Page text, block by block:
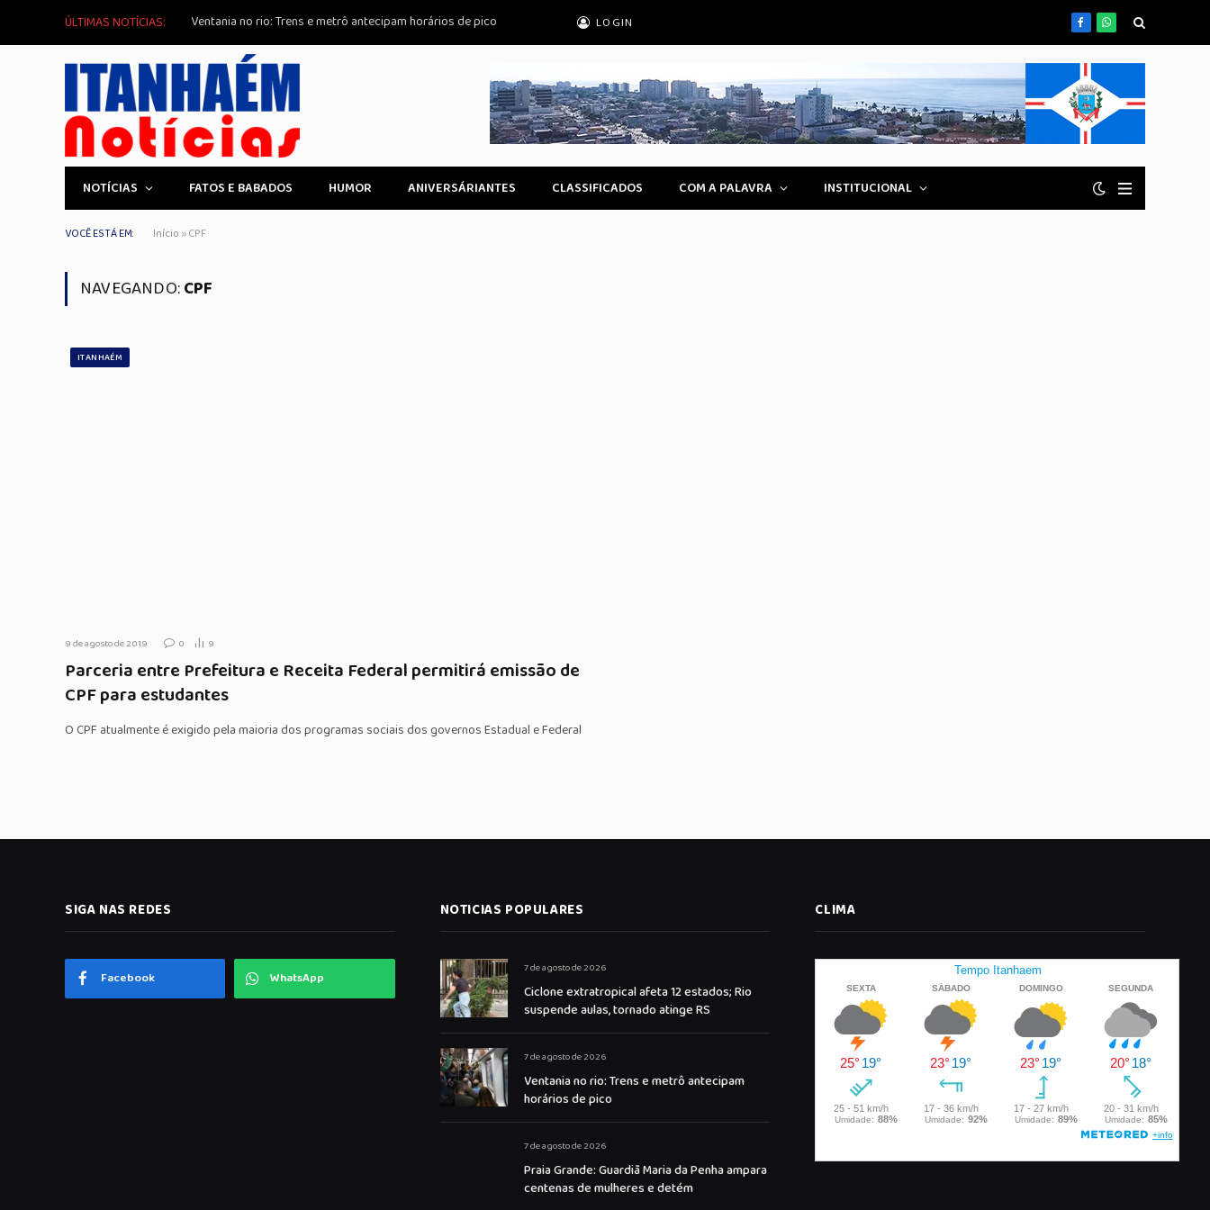
ÚLTIMAS NOTÍCIAS: Ventania no rio: Trens e metrô antecipam horários de pico LOGIN FacebookWhatsApp
NOTÍCIAS FATOS E BABADOS HUMOR ANIVERSÁRIANTES CLASSIFICADOS COM A PALAVRA INSTITUCIONAL
VOCÊ ESTÁ EM: Início »CPF
NAVEGANDO:CPF
ITANHAÉM
9 de agosto de 2019 0 9
Parceria entre Prefeitura e Receita Federal permitirá emissão de
CPF para estudantes
O CPF atualmente é exigido pela maioria dos programas sociais dos governos Estadual e Federal
SIGA NAS REDES
Facebook WhatsApp
NOTICIAS POPULARES
7 de agosto de 2026
Ciclone extratropical afeta 12 estados; Rio
suspende aulas, tornado atinge RS
7 de agosto de 2026
Ventania no rio: Trens e metrô antecipam
horários de pico
7 de agosto de 2026
Praia Grande: Guardiã Maria da Penha ampara
centenas de mulheres e detém
CLIMA